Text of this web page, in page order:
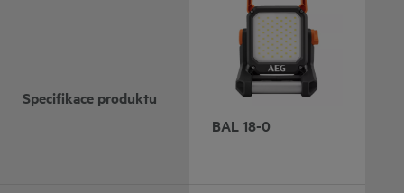
Specifikace produktu
BAL 18-0